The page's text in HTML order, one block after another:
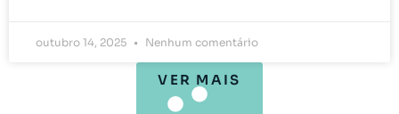
outubro 14, 2025 Nenhum comentário
VER MAIS